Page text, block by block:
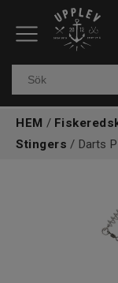
Fiskeredskap
Kläder & skor
HEM /
Stingers / Darts